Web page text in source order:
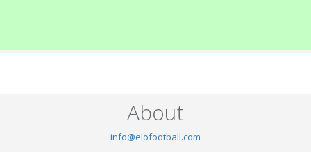
About
info@elofootball.com